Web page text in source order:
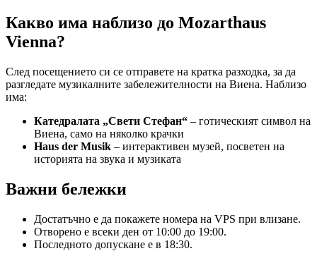
Какво има наблизо до Mozarthaus
Vienna?
След посещението си се отправете на кратка разходка, за да
разгледате музикалните забележителности на Виена. Наблизо
има:
Катедралата „Свети Стефан“ – готическият символ на
Виена, само на няколко крачки
Haus der Musik – интерактивен музей, посветен на
историята на звука и музиката
Важни бележки
Достатъчно е да покажете номера на VPS при влизане.
Отворено е всеки ден от 10:00 до 19:00.
Последното допускане е в 18:30.